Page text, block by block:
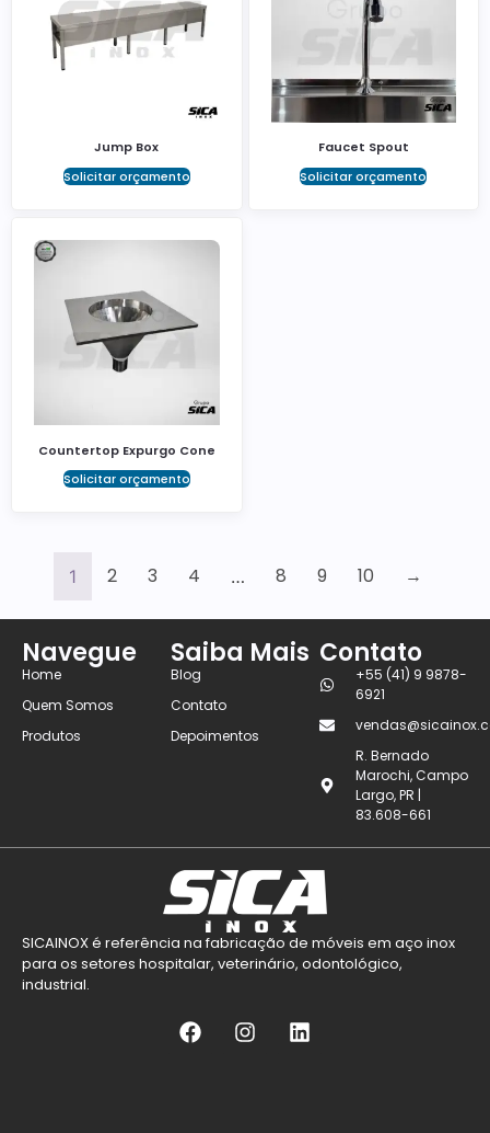
Jump Box
Solicitar orçamento
Faucet Spout
Solicitar orçamento
Countertop Expurgo Cone
Solicitar orçamento
1 2 3 4 … 8 9 10 →
Navegue
Home
Quem Somos
Produtos
Saiba Mais
Blog
Contato
Depoimentos
Contato
+55 (41) 9 9878-
6921
R. Bernado
Marochi, Campo
Largo, PR |
83.608-661
SICAINOX é referência na fabricação de móveis em aço inox
para os setores hospitalar, veterinário, odontológico,
industrial.